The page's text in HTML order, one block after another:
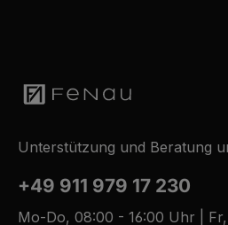
Unterstützung und Beratung
+49 911 979 17 230
Mo-Do, 08:00 - 16:00 Uhr |